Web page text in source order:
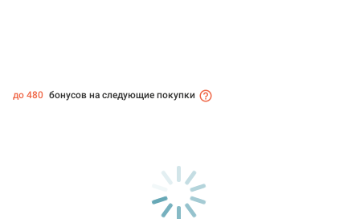
до 480 бонусов на следующие покупки